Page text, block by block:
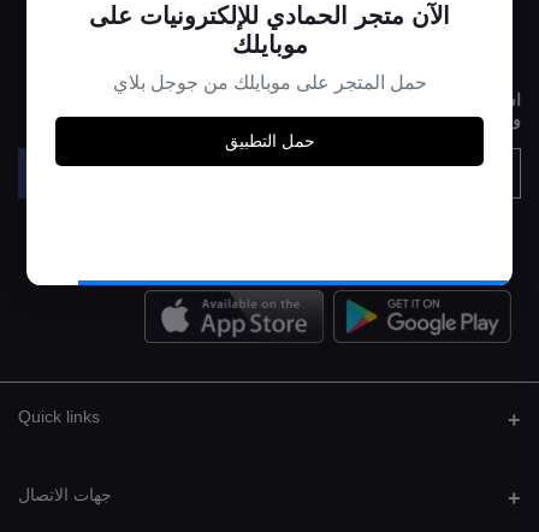
اشترك في نشرتنا الإخبارية لتحصل على تحديثات دورية عن العروض
والكوبونات والمزيد
الإشتراك
Quick links
جهات الاتصال
الآن متجر الحمادي للإلكترونيات على
موبايلك
حمل المتجر على موبايلك من جوجل بلاي
حمل التطبيق